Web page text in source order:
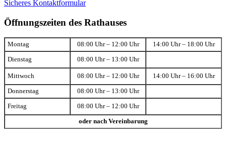
Sicheres Kontaktformular
Öffnungszeiten des Rathauses
Montag 08:00 Uhr – 12:00 Uhr 14:00 Uhr – 18:00 Uhr
Dienstag 08:00 Uhr – 13:00 Uhr
Mittwoch 08:00 Uhr – 12:00 Uhr 14:00 Uhr – 16:00 Uhr
Donnerstag 08:00 Uhr – 13:00 Uhr
Freitag 08:00 Uhr – 12:00 Uhr
oder nach Vereinbarung